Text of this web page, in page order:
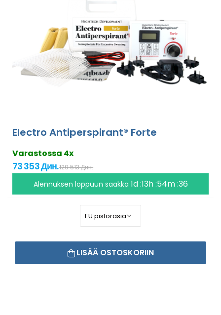
Electro Antiperspirant® Forte
Varastossa 4x
73 353 Дин.129 513 Дин.
Alennuksen loppuun saakka 1d :13h :54m :35
LISÄÄ OSTOSKORIIN